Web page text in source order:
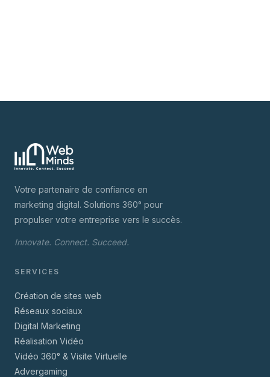
Votre partenaire de confiance en
marketing digital. Solutions 360° pour
propulser votre entreprise vers le succès.
Innovate. Connect. Succeed.
SERVICES
Création de sites web
Réseaux sociaux
Digital Marketing
Réalisation Vidéo
Vidéo 360° & Visite Virtuelle
Advergaming